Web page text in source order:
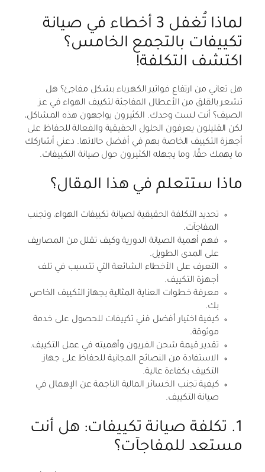
لماذا تُغفل 3 أخطاء في صيانة
تكييفات بالتجمع الخامس؟
اكتشف التكلفة!
هل تعاني من ارتفاع فواتير الكهرباء بشكل مفاجئ؟ هل
تشعر بالقلق من الأعطال المفاجئة لتكييف الهواء في عز
الصيف؟ أنت لست وحدك. الكثيرون يواجهون هذه المشاكل،
لكن القليلون يعرفون الحلول الحقيقية والفعالة للحفاظ على
أجهزة التكييف الخاصة بهم في أفضل حالاتها. دعني أشاركك
ما يهمك حقًا، وما يجهله الكثيرون حول صيانة التكييفات.
ماذا ستتعلم في هذا المقال؟
تحديد التكلفة الحقيقية لصيانة تكييفات الهواء، وتجنب
المفاجآت.
فهم أهمية الصيانة الدورية وكيف تقلل من المصاريف
على المدى الطويل.
التعرف على الأخطاء الشائعة التي تتسبب في تلف
أجهزة التكييف.
معرفة خطوات العناية المثالية بجهاز التكييف الخاص
بك.
كيفية اختيار أفضل فني تكييفات للحصول على خدمة
موثوقة.
تقدير قيمة شحن الفريون وأهميته في عمل التكييف.
الاستفادة من النصائح المجانية للحفاظ على جهاز
التكييف بكفاءة عالية.
كيفية تجنب الخسائر المالية الناجمة عن الإهمال في
صيانة التكييف.
1. تكلفة صيانة تكييفات: هل أنت
مستعد للمفاجآت؟